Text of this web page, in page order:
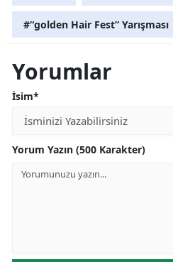
#“golden Hair Fest” Yarışması
Yorumlar
İsim*
Yorum Yazın (500 Karakter)